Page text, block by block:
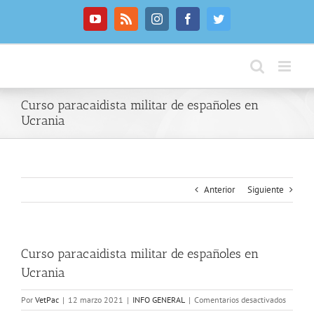
YouTubeRss InstagramFacebookTwitter
Curso paracaidista militar de españoles en
Ucrania
Anterior Siguiente
Curso paracaidista militar de españoles en
Ucrania
Por VetPac | 12 marzo 2021 | INFO GENERAL | Comentarios desactivadosen
Curso